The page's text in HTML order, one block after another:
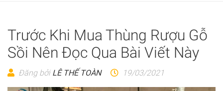
Trước Khi Mua Thùng Rượu Gỗ
Sồi Nên Đọc Qua Bài Viết Này
Đăng bởi LÊ THẾ TOÀN 19/03/2021